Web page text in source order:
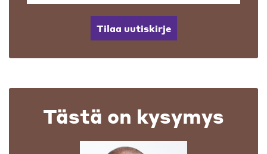
Tilaa uutiskirje
Tästä on kysymys